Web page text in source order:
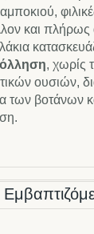
και πλήρως
, χωρίς
ουσιών,
των βοτάνων